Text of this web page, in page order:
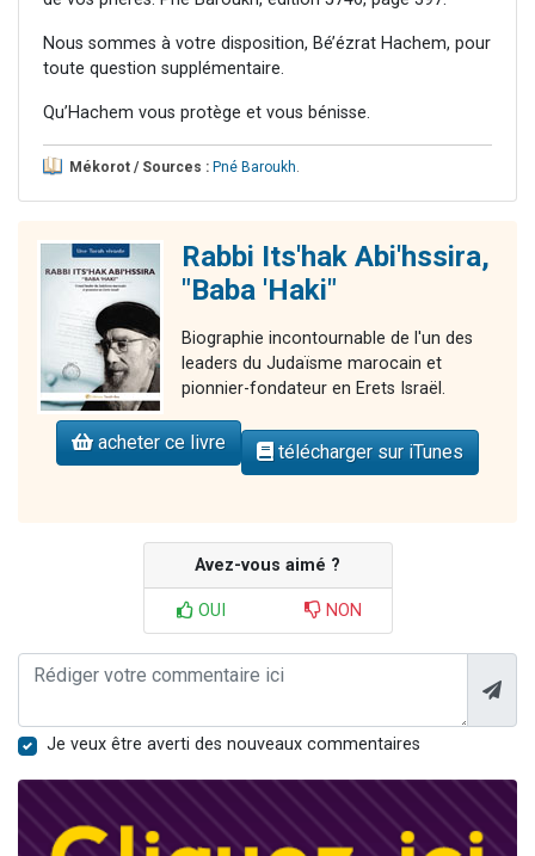
Nous sommes à votre disposition, Bé’ézrat Hachem, pour
toute question supplémentaire.
Qu’Hachem vous protège et vous bénisse.
Mékorot / Sources : Pné Baroukh.
Rabbi Its'hak Abi'hssira,
"Baba 'Haki"
Biographie incontournable de l'un des
leaders du Judaïsme marocain et
pionnier-fondateur en Erets Israël.
acheter ce livre télécharger sur iTunes
Avez-vous aimé ?
OUI NON
Je veux être averti des nouveaux commentaires